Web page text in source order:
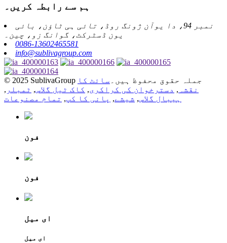
ہم سے رابطہ کریں۔
نمبر 94، دا یوآن ژونگ روڈ، تائی ہی ٹاؤن، بائی
یون ڈسٹرکٹ، گوانگ زو، چین۔
0086-13602465581
info@sublivagroup.com
© 2025 SublivaGroup جملہ حقوق محفوظ ہیں۔ سائٹ کا
نقشہ , دسترخوان کی کراکری, کاک ٹیل گلاس, ٹمبلر ,
ہیبال گلاس, شیشے, پانی کا کپ, تمام مصنوعات
فون
فون
ای میل
ای میل